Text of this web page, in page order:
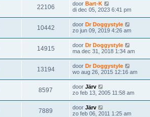
22106 door Bart-K
di dec 05, 2023 6:41 pm
10442 door Dr Doggystyle
zo jun 09, 2019 4:26 am
14915 door Dr Doggystyle
ma dec 31, 2018 1:34 am
13194 door Dr Doggystyle
wo aug 26, 2015 12:16 am
8597 door Järv
zo feb 13, 2005 11:58 am
7889 door Järv
zo feb 06, 2011 1:25 am